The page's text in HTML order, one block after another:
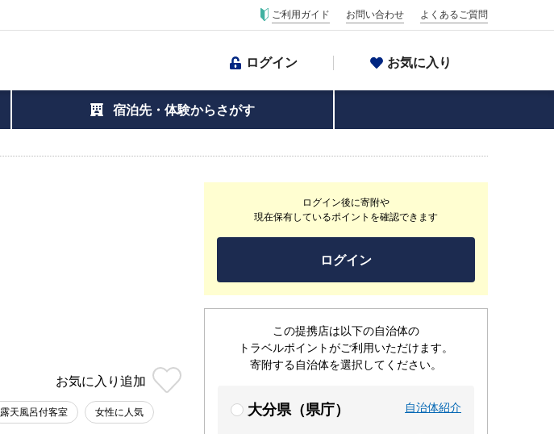
ご利用ガイド お問い合わせ よくあるご質問
ログイン お気に入り
宿泊先・体験からさがす
お気に入り 追加
露天風呂付客室 女性に人気
ログイン後に寄附や
現在保有しているポイントを確認できます
ログイン
この提携店は以下の自治体の
トラベルポイントがご利用いただけます。
寄附する自治体を選択してください。
大分県（県庁） 自治体紹介